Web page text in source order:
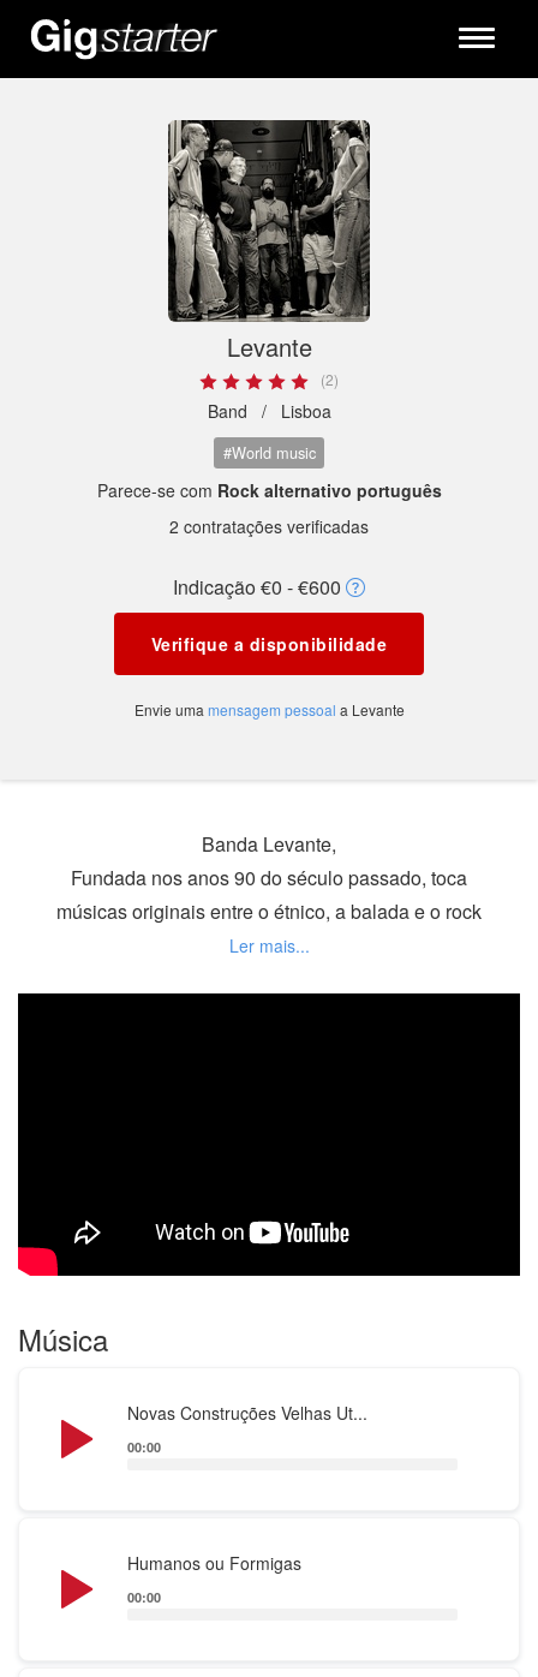
Toggle
Levante
(2)
Band / Lisboa
#World music
Parece-se com Rock alternativo português
2 contratações verificadas
Indicação €0 - €600
Verifique a disponibilidade
Envie uma mensagem pessoal a Levante
Banda Levante,
Fundada nos anos 90 do século passado, toca
músicas originais entre o étnico, a balada e o rock
alternativo em português.
Música
Novas Construções Velhas Ut...
Player
00:00
Humanos ou Formigas
Player
00:00